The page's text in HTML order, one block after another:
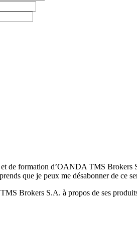
de formation d’OANDA TMS Brokers
que je peux me désabonner de ce
Brokers S.A. à propos de ses